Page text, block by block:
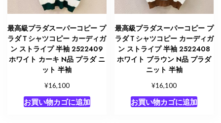
最高級プラダスーパーコピー プ
ラダＴシャツコピー カーディガ
ン ストライプ 半袖 2522409
ホワイト カーキ N品 プラダ ニ
ット 半袖
¥16,100
お買い物カゴに追加
最高級プラダスーパーコピー プ
ラダＴシャツコピー カーディガ
ン ストライプ 半袖 2522408
ホワイト ブラウン N品 プラダ
ニット 半袖
¥16,100
お買い物カゴに追加